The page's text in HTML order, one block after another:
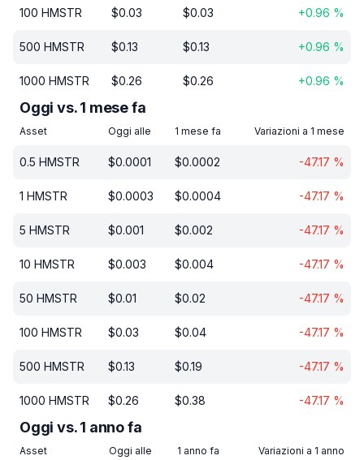
100 HMSTR $0.03 $0.03 +0.96 %
500 HMSTR $0.13 $0.13 +0.96 %
1000 HMSTR $0.26 $0.26 +0.96 %
Oggi vs. 1 mese fa
Asset Oggi alle 1 mese fa Variazioni a 1 mese
0.5 HMSTR $0.0001 $0.0002 -47.17 %
1 HMSTR $0.0003 $0.0004 -47.17 %
5 HMSTR $0.001 $0.002 -47.17 %
10 HMSTR $0.003 $0.004 -47.17 %
50 HMSTR $0.01 $0.02 -47.17 %
100 HMSTR $0.03 $0.04 -47.17 %
500 HMSTR $0.13 $0.19 -47.17 %
1000 HMSTR $0.26 $0.38 -47.17 %
Oggi vs. 1 anno fa
Asset Oggi alle 1 anno fa Variazioni a 1 anno